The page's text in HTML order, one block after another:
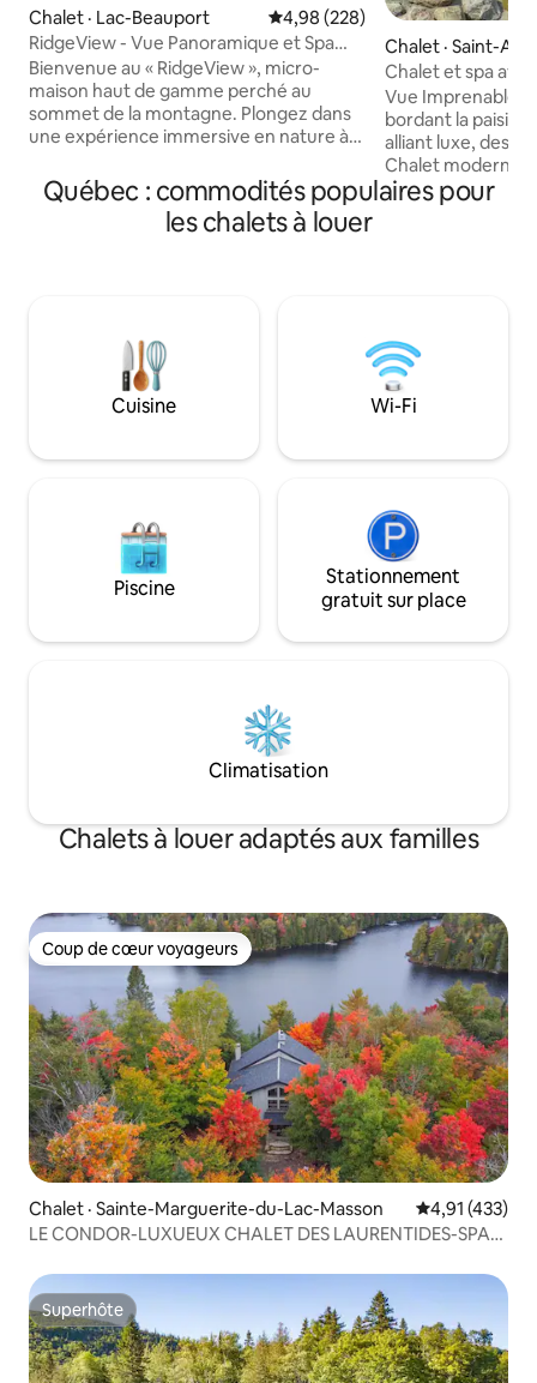
Chalet · Lac-Beauport Note moyenne de 4,98 sur 5,
4,98 (228)
RidgeView - Vue Panoramique et Spa
Près de Québec
Bienvenue au « RidgeView », micro-
maison haut de gamme perché au
sommet de la montagne. Plongez dans
une expérience immersive en nature à
Offrez-vous une vue vertigineuse sur la
vallée et les montagnes, ainsi que des
couchers de soleil à couper le souffle
toute saison, découvrant ainsi un paradis
naturel à chaque pas.
Chalet · Saint-
nts
Chalet et spa
rivière | Style +
Vue Imprenable! Chalet neuf avec spa
bordant la
alliant luxe,
Chalet moderne
plancher
intérieur/
panorama sur la
proximité: lacs,
Québec : commodités populaires pour
les chalets à louer
Cuisine Wi-Fi
Piscine
Stationnement
gratuit sur place
Climatisation
Chalets à louer adaptés aux familles
Coup de cœur voyageurs
Coup de cœur voyageurs
Chalet · Sainte-Marguerite-du-Lac-Masson Note
4,91 (433)
LE CONDOR-LUXUEUX CHALET DES LAURENTIDES-SPA-
Superhôte
Superhôte